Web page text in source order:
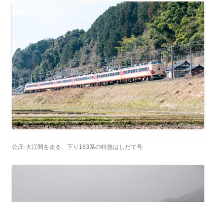
公庄-大江間を走る、下り183系の特急はしだて号